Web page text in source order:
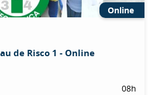
Online
de Risco 1 - Online
08h